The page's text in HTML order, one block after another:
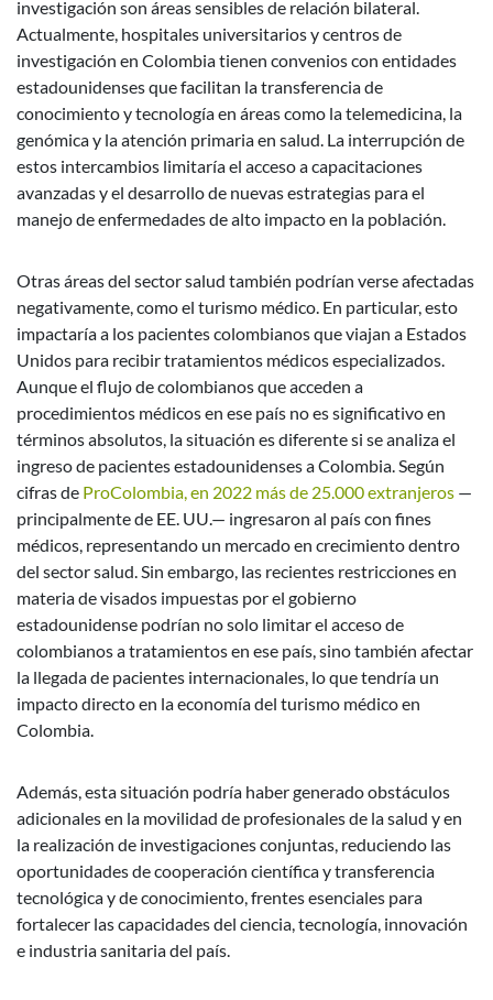
investigación son áreas sensibles de relación bilateral.
Actualmente, hospitales universitarios y centros de
investigación en Colombia tienen convenios con entidades
estadounidenses que facilitan la transferencia de
conocimiento y tecnología en áreas como la telemedicina, la
genómica y la atención primaria en salud. La interrupción de
estos intercambios limitaría el acceso a capacitaciones
avanzadas y el desarrollo de nuevas estrategias para el
manejo de enfermedades de alto impacto en la población.
Otras áreas del sector salud también podrían verse afectadas
negativamente, como el turismo médico. En particular, esto
impactaría a los pacientes colombianos que viajan a Estados
Unidos para recibir tratamientos médicos especializados.
Aunque el flujo de colombianos que acceden a
procedimientos médicos en ese país no es significativo en
términos absolutos, la situación es diferente si se analiza el
ingreso de pacientes estadounidenses a Colombia. Según
cifras de ProColombia, en 2022 más de 25.000 extranjeros —
principalmente de EE. UU.— ingresaron al país con fines
médicos, representando un mercado en crecimiento dentro
del sector salud. Sin embargo, las recientes restricciones en
materia de visados impuestas por el gobierno
estadounidense podrían no solo limitar el acceso de
colombianos a tratamientos en ese país, sino también afectar
la llegada de pacientes internacionales, lo que tendría un
impacto directo en la economía del turismo médico en
Colombia.
Además, esta situación podría haber generado obstáculos
adicionales en la movilidad de profesionales de la salud y en
la realización de investigaciones conjuntas, reduciendo las
oportunidades de cooperación científica y transferencia
tecnológica y de conocimiento, frentes esenciales para
fortalecer las capacidades del ciencia, tecnología, innovación
e industria sanitaria del país.